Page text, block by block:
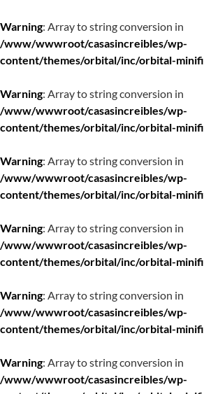
Warning: Array to string conversion in
/www/wwwroot/casasincreibles/wp-
content/themes/orbital/inc/orbital-
Warning: Array to string conversion in
/www/wwwroot/casasincreibles/wp-
content/themes/orbital/inc/orbital-
Warning: Array to string conversion in
/www/wwwroot/casasincreibles/wp-
content/themes/orbital/inc/orbital-
Warning: Array to string conversion in
/www/wwwroot/casasincreibles/wp-
content/themes/orbital/inc/orbital-
Warning: Array to string conversion in
/www/wwwroot/casasincreibles/wp-
content/themes/orbital/inc/orbital-
Warning: Array to string conversion in
/www/wwwroot/casasincreibles/wp-